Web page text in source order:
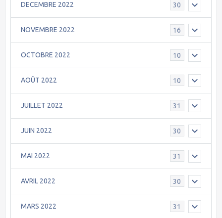
DECEMBRE 2022 30
NOVEMBRE 2022 16
OCTOBRE 2022 10
AOÛT 2022 10
JUILLET 2022 31
JUIN 2022 30
MAI 2022 31
AVRIL 2022 30
MARS 2022 31